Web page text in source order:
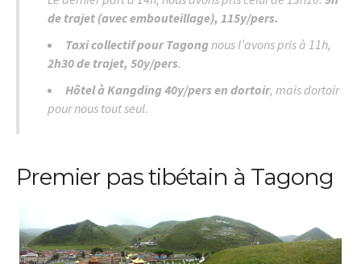
de trajet (avec embouteillage), 115y/pers.
Taxi collectif pour Tagongnous l’avons pris à 11h,
2h30 de trajet, 50y/pers.
Hôtel à Kangding 40y/pers en dortoir, mais dortoir
pour nous tout seul.
Premier pas tibétain à Tagong